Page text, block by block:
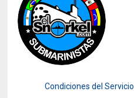
Condiciones del Servicio